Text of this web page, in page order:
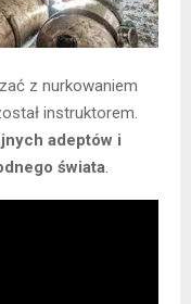
z nurkowaniem
instruktorem.
adeptów i
świata.